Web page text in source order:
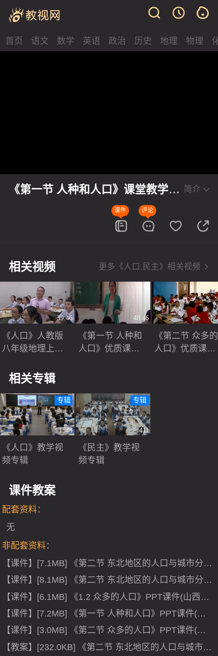
首页 语文 数学 英语 政治 历史 地理 物理
简介
《第一节 人种和人口》课堂教学视
频实录-中图版（王民主编）初中
评论
课件
相关视频 更多《人口,民主》相关视频
39:46
《人口》人教版
八年级地理上册
48:46
《第一节 人种和
人口》优质课课
上册
《第二节 众多的
人口》优质课教
相关专辑
1548
专辑
《人口》教学视
频专辑
411
专辑
《民主》教学视
频专辑
课件教案
配套资料：
无
非配套资料：
【课件】[7.1MB] 《第二节 东北地区的人口与城市分
布》PPT课件(云南省市级优课).ppt
【课件】[8.1MB] 《第二节 东北地区的人口与城市分
布》PPT课件(安徽省县级优课).ppt
【课件】[6.1MB] 《1.2 众多的人口》PPT课件(山西省
市级优课).ppt
【课件】[7.2MB] 《第一节 人种和人口》PPT课件(广
东省县级优课).ppt
【课件】[3.0MB] 《第二节 众多的人口》PPT课件(安
徽省县级优课).ppt
【教案】[232.0KB] 《第二节 东北地区的人口与城市分